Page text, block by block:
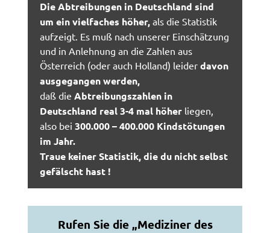
Die Abtreibungen in Deutschland sind
um ein vielfaches höher,als die Statistik
aufzeigt. Es muß nach unserer Einschätzung
und in Anlehnung an die Zahlen aus
Österreich (oder auch Holland) leiderdavon
ausgegangen werden,
daß die Abtreibungszahlen in
Deutschland real 3-4 mal höher liegen,
also bei300.000 – 400.000 Kindstötungen
im Jahr.
Traue keiner Statistik, die du nicht selbst
gefälscht hast !
Rufen Sie die „Mediziner des